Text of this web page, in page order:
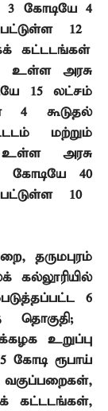
3 கோடியே4
12
கட்டடங்கள்
உள்ள அரசு
15லட்சம்
4கூடுதல்
மற்றும்
உள்ள அரசு
கோடியே 40
10
, தருமபுரம்
6
தொகுதி;
உறுப்பு
5 கோடி ரூபாய்
வகுப்பறைகள்,
கட்டடங்கள்,